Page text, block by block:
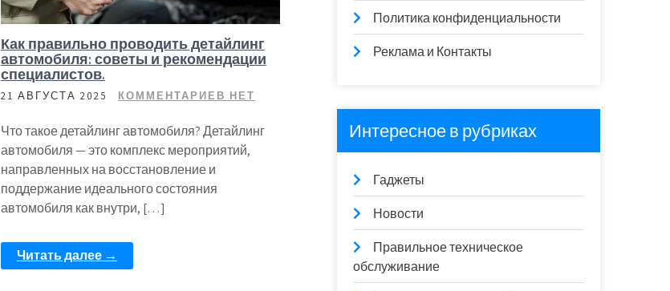
Как правильно проводить детайлинг
автомобиля: советы и рекомендации
специалистов.
21 АВГУСТА 2025 КОММЕНТАРИЕВ НЕТ
Что такое детайлинг автомобиля? Детайлинг
автомобиля — это комплекс мероприятий,
направленных на восстановление и
поддержание идеального состояния
автомобиля как внутри, […]
Читать далее →
Политика конфиденциальности
Реклама и Контакты
Интересное в рубриках
Гаджеты
Новости
Правильное техническое
обслуживание